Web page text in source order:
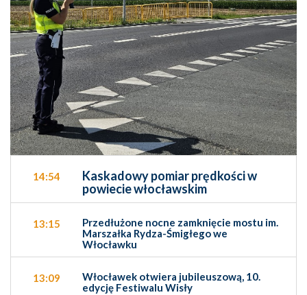
14:54
Kaskadowy pomiar prędkości w
powiecie włocławskim
13:15
Przedłużone nocne zamknięcie mostu im.
Marszałka Rydza-Śmigłego we
Włocławku
13:09
Włocławek otwiera jubileuszową, 10.
edycję Festiwalu Wisły